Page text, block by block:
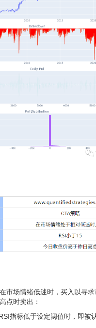
市场情绪低迷时，买入以寻
点时卖出：
指标低于设定阈值时，即被